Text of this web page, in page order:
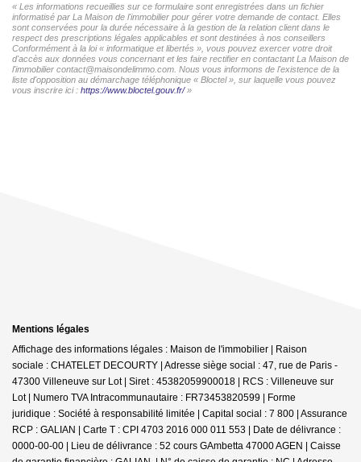
« Les informations recueillies sur ce formulaire sont enregistrées dans un fichier
informatisé par La Maison de l'immobilier pour gérer votre demande de contact. Elles
sont conservées pour la durée nécessaire à la gestion de la relation client dans le
respect des prescriptions légales applicables et sont destinées à nos conseillers
Conformément à la loi « informatique et libertés », vous pouvez exercer votre droit
d'accès aux données vous concernant et les faire rectifier en contactant La Maison de
l'immobilier contact@maisondelimmo.com. Nous vous informons de l'existence de la
liste d'opposition au démarchage téléphonique « Bloctel », sur laquelle vous pouvez
vous inscrire ici : https://www.bloctel.gouv.fr/»
Mentions légales
Affichage des informations légales : Maison de l'immobilier | Raison
sociale : CHATELET DECOURTY | Adresse siège social : 47, rue de Paris -
47300 Villeneuve sur Lot | Siret : 45382059900018 | RCS : Villeneuve sur
Lot | Numero TVA Intracommunautaire : FR73453820599 | Forme
juridique : Société à responsabilité limitée | Capital social : 7 800 | Assurance
RCP : GALIAN | Carte T : CPI 4703 2016 000 011 553 | Date de délivrance :
0000-00-00 | Lieu de délivrance : 52 cours GAmbetta 47000 AGEN | Caisse